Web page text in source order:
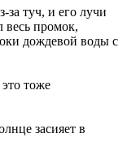
за туч, и его лучи
весь промок,
дождевой воды с
тоже
засияет в